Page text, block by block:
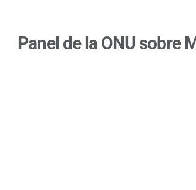
Panel de la ONU sobre